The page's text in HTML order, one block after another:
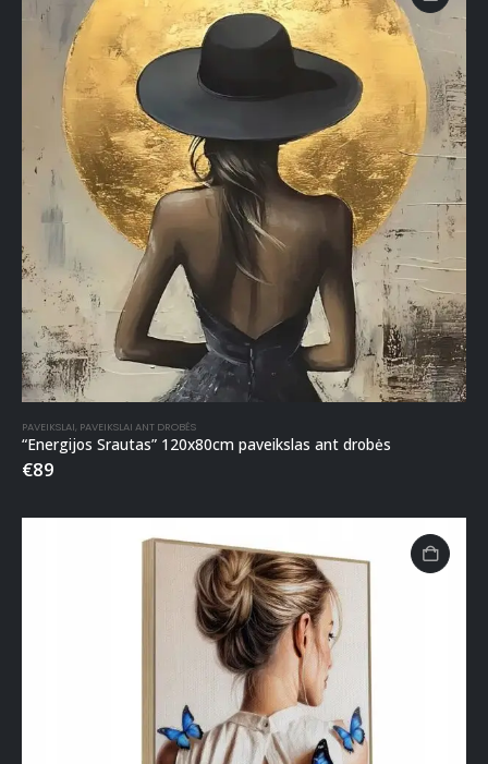
PAVEIKSLAI, PAVEIKSLAI ANT DROBĖS
“Energijos Srautas” 120x80cm paveikslas ant drobės
€89